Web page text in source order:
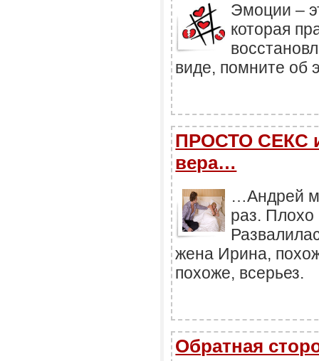
Эмоции –
которая
виде, помните об
ПРОСТО СЕКС
вера…
…Андрей
раз. Плохо
жена Ирина,
похоже, всерьез.
Обратная